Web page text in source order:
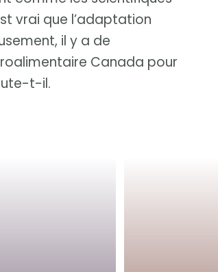
vrai que l’adaptation
il y a de
Canada pour
t-il.